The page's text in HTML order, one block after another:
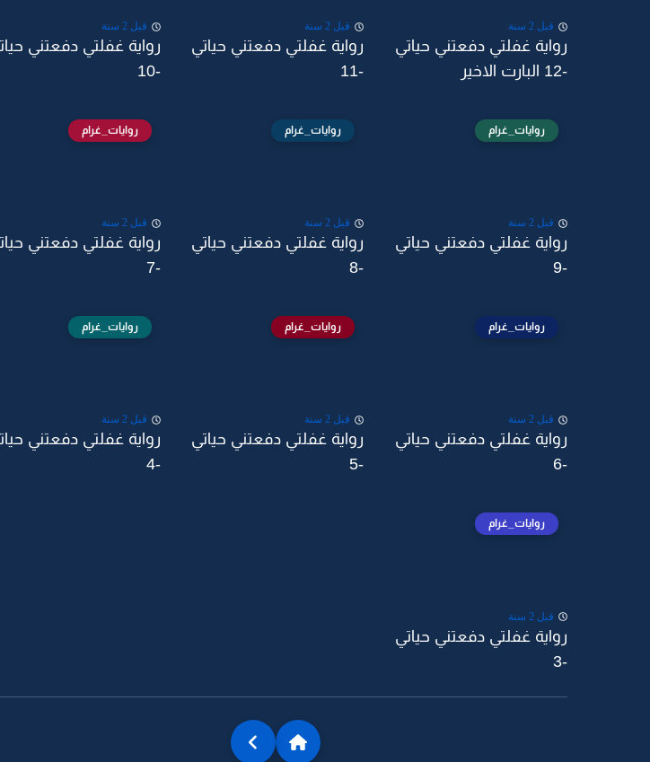
قبل 2 سنة
رواية غفلتي دفعتني حياتي
-12 البارت الاخير
قبل 2 سنة
رواية غفلتي دفعتني حياتي
-11
قبل 2 سنة
رواية غفلتي دفعتني
-10
روايات_غرام
قبل 2 سنة
رواية غفلتي دفعتني حياتي
-9
روايات_غرام
قبل 2 سنة
رواية غفلتي دفعتني حياتي
-8
روايات_غرام
قبل 2 سنة
رواية غفلتي دفعتني
-7
روايات_غرام
قبل 2 سنة
رواية غفلتي دفعتني حياتي
-6
روايات_غرام
قبل 2 سنة
رواية غفلتي دفعتني حياتي
-5
روايات_غرام
قبل 2 سنة
رواية غفلتي دفعتني
-4
روايات_غرام
قبل 2 سنة
رواية غفلتي دفعتني حياتي
-3